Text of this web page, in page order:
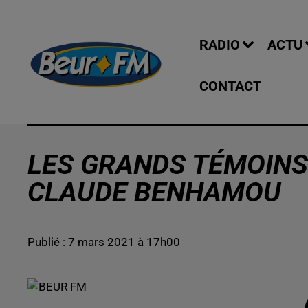
RADIO ACTU
CONTACT
LES GRANDS
CLAUDE BENHAMOU
Publié : 7 mars 2021 à 17h00